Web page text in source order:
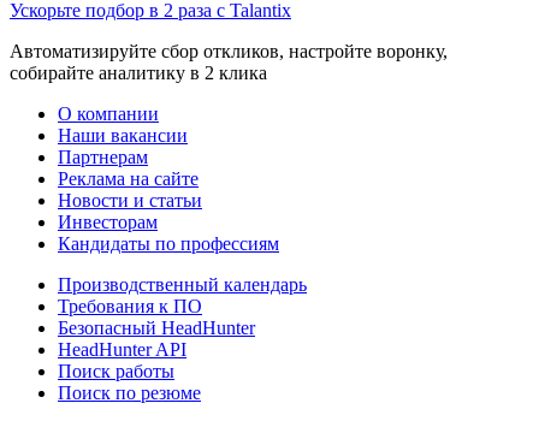
Ускорьте подбор в 2 раза с Talantix
Автоматизируйте сбор откликов, настройте воронку,
собирайте аналитику в 2 клика
О компании
Наши вакансии
Партнерам
Реклама на сайте
Новости и статьи
Инвесторам
Кандидаты по профессиям
Производственный календарь
Требования к ПО
Безопасный HeadHunter
HeadHunter API
Поиск работы
Поиск по резюме